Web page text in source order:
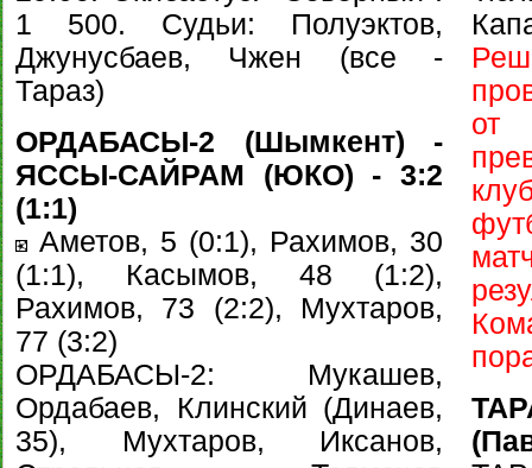
1 500. Судьи: Полуэктов,
Джунусбаев, Чжен (все -
Тараз)
ОРДАБАСЫ-2 (Шымкент) -
ЯССЫ-САЙРАМ (ЮКО) - 3:2
(1:1)
Аметов, 5 (0:1), Рахимов, 30
(1:1), Касымов, 48 (1:2),
Рахимов, 73 (2:2), Мухтаров,
77 (3:2)
ОРДАБАСЫ-2: Мукашев,
Ордабаев, Клинский (Динаев,
35), Мухтаров, Иксанов,